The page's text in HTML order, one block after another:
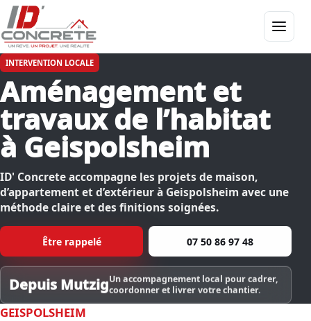
Menu
INTERVENTION LOCALE
Aménagement et
travaux de l’habitat
à Geispolsheim
ID' Concrete accompagne les projets de maison,
d’appartement et d’extérieur à Geispolsheim avec une
méthode claire et des finitions soignées.
Être rappelé 07 50 86 97 48
Depuis MutzigUn accompagnement local pour cadrer,
coordonner et livrer votre chantier.
GEISPOLSHEIM